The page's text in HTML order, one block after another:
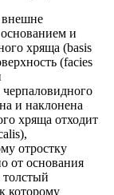
внешне
и
хряща (basis
(facies
и наклонена
хряща отходит
отростку
от основания
толстый
которому